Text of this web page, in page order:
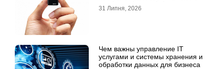
31 Липня, 2026
Чем важны управление IT
услугами и системы хранения и
обработки данных для бизнеса